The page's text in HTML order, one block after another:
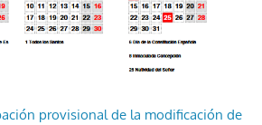
provisional de la modificación de